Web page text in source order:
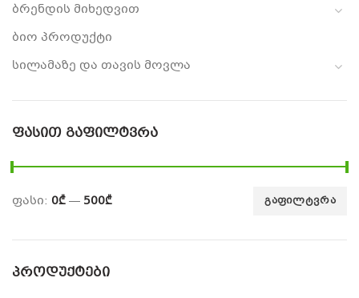
ბრენდის მიხედვით
ბიო პროდუქტი
სილამაზე და თავის მოვლა
ᲤᲐᲡᲘᲗ ᲒᲐᲤᲘᲚᲢᲕᲠᲐ
ᲒᲐᲤᲘᲚᲢᲕᲠᲐ
ფასი: 0₾— 500₾
ᲞᲠᲝᲓᲣᲥᲢᲔᲑᲘ